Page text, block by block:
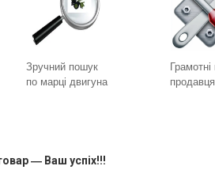
Зручний пошук
по марці двигуна
Грамотні
― Ваш успіх!!!